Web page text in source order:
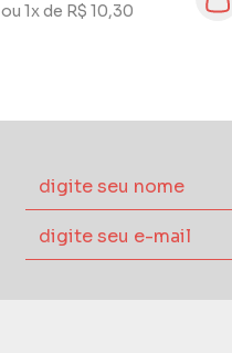
ou 1x de R$ 10,30